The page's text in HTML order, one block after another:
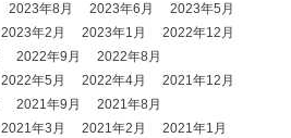
2023年8月 2023年6月
2023年5月
2023年2月 2023年1月
2022年12月
2022年9月
2022年8月
2022年5月 2022年4月
2021年12月
2021年9月
2021年8月
2021年3月 2021年2月
2021年1月